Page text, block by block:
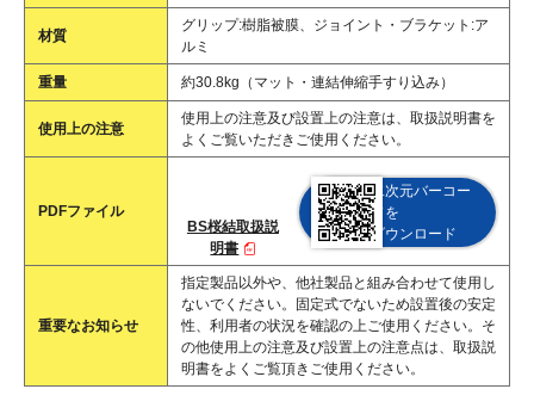
材質
グリップ:樹脂被膜、ジョイント・ブラケット:ア
ルミ
重量 約30.8kg（マット・連結伸縮手すり込み）
使用上の注意
使用上の注意及び設置上の注意は、取扱説明書を
よくご覧いただきご使用ください。
PDFファイル
BS桜結取扱説
明書
二次元バーコー
ドを
ダウンロード
重要なお知らせ
指定製品以外や、他社製品と組み合わせて使用し
ないでください。固定式でないため設置後の安定
性、利用者の状況を確認の上ご使用ください。そ
の他使用上の注意及び設置上の注意点は、取扱説
明書をよくご覧頂きご使用ください。